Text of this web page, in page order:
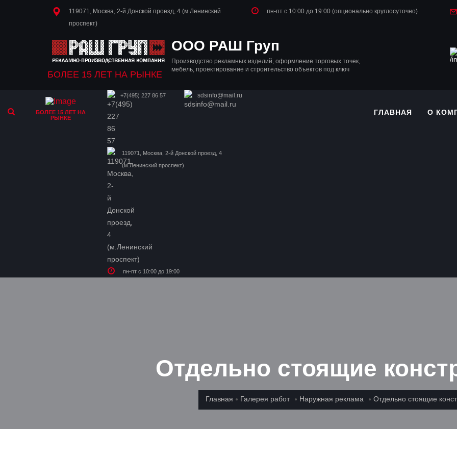
119071, Москва, 2-й Донской проезд, 4 (м.Ленинский
проспект)
пн-пт с 10:00 до 19:00 (опционально круглосуточно)
БОЛЕЕ 15 ЛЕТ НА РЫНКЕ
OOO РАШ Груп
Производство рекламных изделий, оформление торговых точек,
мебель, проектирование и строительство объектов под ключ
БОЛЕЕ 15 ЛЕТ НА
РЫНКЕ
+7(495) 227 86 57 sdsinfo@mail.ru
119071, Москва, 2-й Донской проезд, 4
(м.Ленинский проспект)
пн-пт с 10:00 до 19:00
ГЛАВНАЯ О
Отдельно стоящие
Главная Галерея работ Наружная реклама Отдельно стоящие